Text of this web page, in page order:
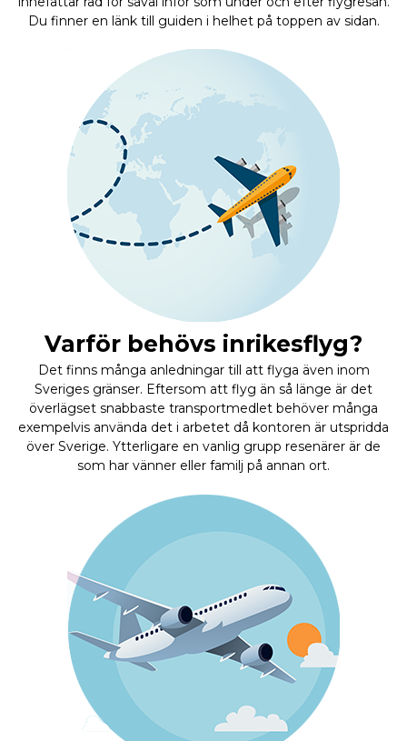
Du finner en länk till guiden i helhet på toppen av sidan.
Varför behövs inrikesflyg?
Det finns många anledningar till att flyga även inom
Sveriges gränser. Eftersom att flyg än så länge är det
överlägset snabbaste transportmedlet behöver många
exempelvis använda det i arbetet då kontoren är utspridda
över Sverige. Ytterligare en vanlig grupp resenärer är de
som har vänner eller familj på annan ort.